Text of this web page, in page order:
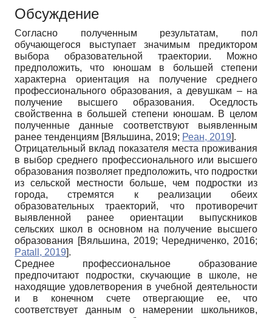
Обсуждение
Согласно полученным результатам, пол
обучающегося выступает значимым предиктором
выбора образовательной траектории. Можно
предположить, что юношам в большей степени
характерна ориентация на получение среднего
профессионального образования, а девушкам – на
получение высшего образования. Оседлость
свойственна в большей степени юношам. В целом
полученные данные соответствуют выявленным
ранее тенденциям [Вяльшина, 2019; Реан, 2019].
Отрицательный вклад показателя места проживания
в выбор среднего профессионального или высшего
образования позволяет предположить, что подростки
из сельской местности больше, чем подростки из
города, стремятся к реализации обеих
образовательных траекторий, что противоречит
выявленной ранее ориентации выпускников
сельских школ в основном на получение высшего
образования [Вяльшина, 2019; Чередниченко, 2016;
Patall, 2019].
Среднее профессиональное образование
предпочитают подростки, скучающие в школе, не
находящие удовлетворения в учебной деятельности
и в конечном счете отвергающие ее, что
соответствует данным о намерении школьников,